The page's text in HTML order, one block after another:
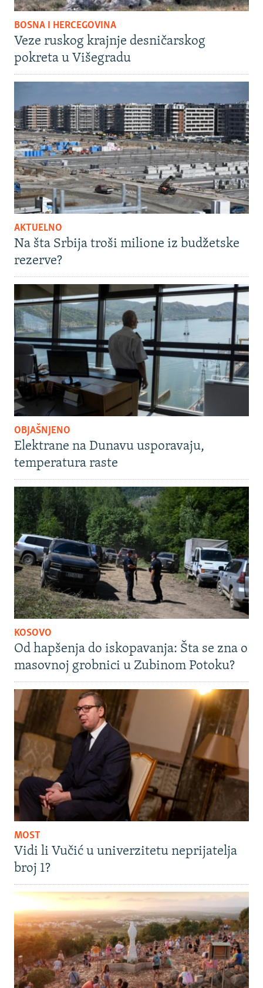
BOSNA I HERCEGOVINA
Veze ruskog krajnje desničarskog
pokreta u Višegradu
AKTUELNO
Na šta Srbija troši milione iz budžetske
rezerve?
OBJAŠNJENO
Elektrane na Dunavu usporavaju,
temperatura raste
KOSOVO
Od hapšenja do iskopavanja: Šta se zna o
masovnoj grobnici u Zubinom Potoku?
MOST
Vidi li Vučić u univerzitetu neprijatelja
broj 1?